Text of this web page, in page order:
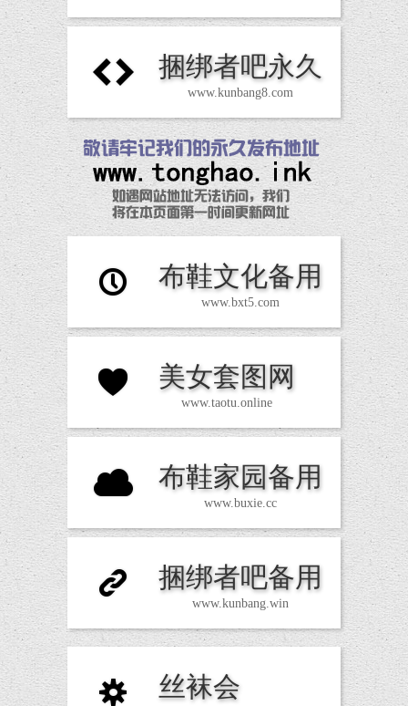
H 捆绑者吧永久
www.kunbang8.com
P 布鞋文化备用
www.bxt5.com
N 美女套图网
www.taotu.online
C 布鞋家园备用
www.buxie.cc
K 捆绑者吧备用
www.kunbang.win
S 丝袜会